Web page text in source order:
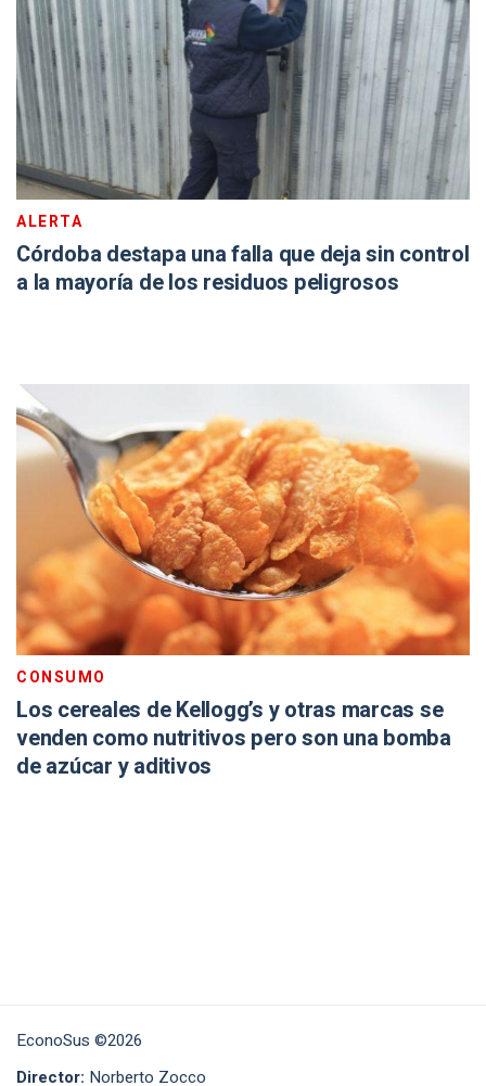
ALERTA
Córdoba destapa una falla que deja sin control
a la mayoría de los residuos peligrosos
CONSUMO
Los cereales de Kellogg’s y otras marcas se
venden como nutritivos pero son una bomba
de azúcar y aditivos
EconoSus ©2026
Director: Norberto Zocco